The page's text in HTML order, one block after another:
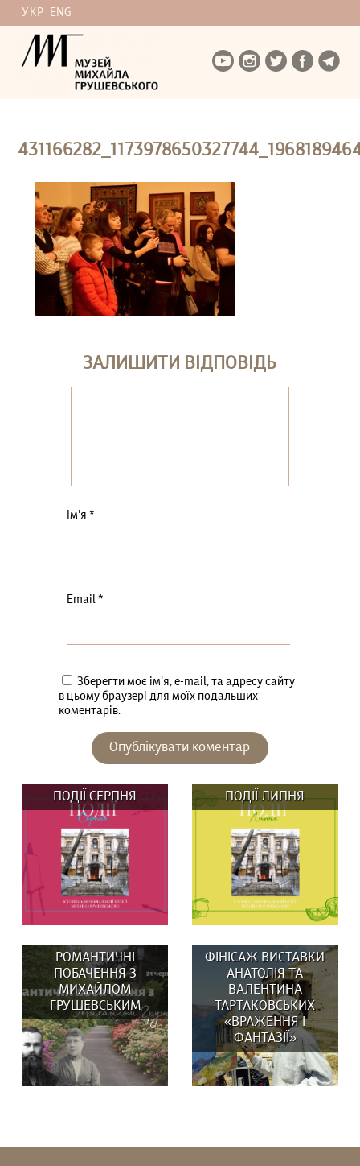
УКР ENG
ЗАЛИШИТИ ВІДПОВІДЬ
Ім'я *
Email *
Зберегти моє ім'я, e-mail, та адресу сайту
в цьому браузері для моїх подальших
коментарів.
ПОДІЇ СЕРПНЯ
ВИСТАВКИ: 29 та 30
серпня о 14:00
Вистав(к)а...
ПОДІЇ ЛИПНЯ
У липні в музеї:
ВИСТАВКИ: Вистав(к)а
«СВОЇ/ЧУЖІ ЛЮДИ,...
РОМАНТИЧНІ
ПОБАЧЕННЯ З
МИХАЙЛОМ
ГРУШЕВСЬКИМ
ФІНІСАЖ ВИСТАВКИ
АНАТОЛІЯ ТА
ВАЛЕНТИНА
ТАРТАКОВСЬКИХ
«ВРАЖЕННЯ І
ФАНТАЗІЇ»